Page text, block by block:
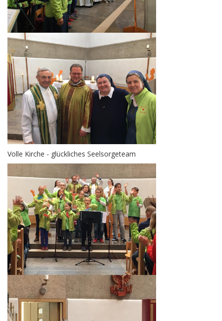
Volle Kirche - glückliches Seelsorgeteam